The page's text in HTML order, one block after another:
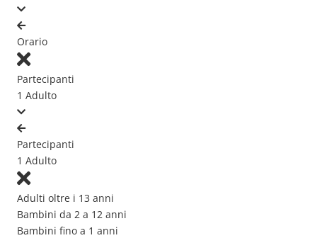
Orario
Partecipanti
1 Adulto
Partecipanti
1 Adulto
Adulti oltre i 13 anni
Bambini da 2 a 12 anni
Bambini fino a 1 anni